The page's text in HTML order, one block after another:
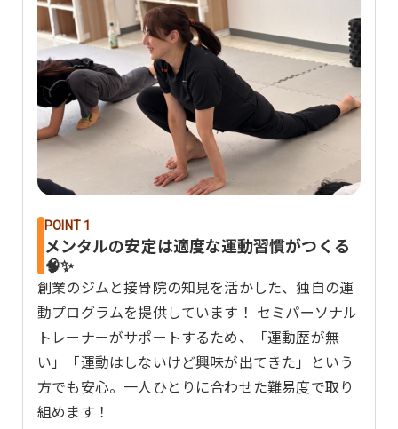
POINT 1
メンタルの安定は適度な運動習慣がつくる
🧠✨
創業のジムと接骨院の知見を活かした、独自の運
動プログラムを提供しています！ セミパーソナル
トレーナーがサポートするため、「運動歴が無
い」「運動はしないけど興味が出てきた」という
方でも安心。一人ひとりに合わせた難易度で取り
組めます！